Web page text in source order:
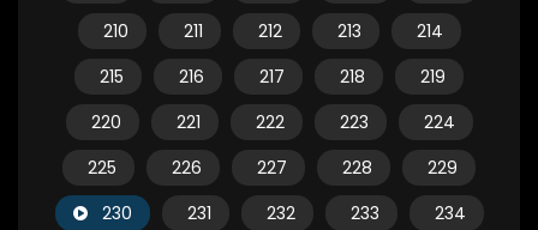
210
211 212 213
214
215
216 217 218
219
220
221 222 223
224
225
226 227 228
229
230
231 232 233
234